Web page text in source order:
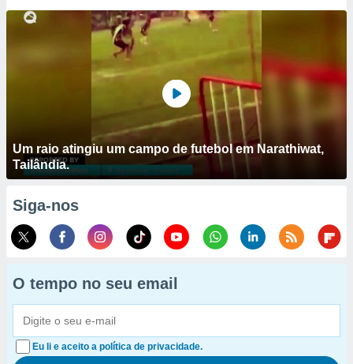
Um raio atingiu um campo de futebol em Narathiwat,
Tailândia.
Siga-nos
O tempo no seu email
Eu li e aceito a política de privacidade.